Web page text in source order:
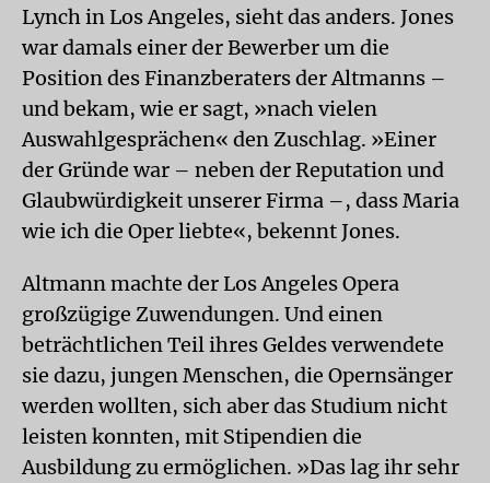
Lynch in Los Angeles, sieht das anders. Jones
war damals einer der Bewerber um die
Position des Finanzberaters der Altmanns –
und bekam, wie er sagt, »nach vielen
Auswahlgesprächen« den Zuschlag. »Einer
der Gründe war – neben der Reputation und
Glaubwürdigkeit unserer Firma –, dass Maria
wie ich die Oper liebte«, bekennt Jones.
Altmann machte der Los Angeles Opera
großzügige Zuwendungen. Und einen
beträchtlichen Teil ihres Geldes verwendete
sie dazu, jungen Menschen, die Opernsänger
werden wollten, sich aber das Studium nicht
leisten konnten, mit Stipendien die
Ausbildung zu ermöglichen. »Das lag ihr sehr